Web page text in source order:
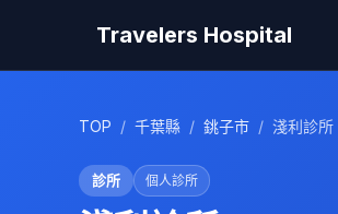
Travelers Hospital
TOP / 千葉縣 / 銚子市 / 淺利診所
診所 個人診所